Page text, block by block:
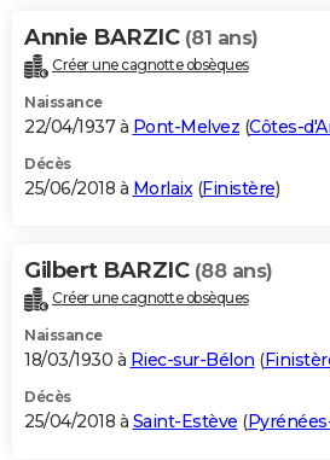
Annie BARZIC (81 ans)
Créer une cagnotte obsèques
Naissance
22/04/1937 à Pont-Melvez (Côtes-
Décès
25/06/2018 à Morlaix(Finistère)
Gilbert BARZIC (88 ans)
Créer une cagnotte obsèques
Naissance
18/03/1930 à Riec-sur-Bélon (
Décès
25/04/2018 à Saint-Estève (